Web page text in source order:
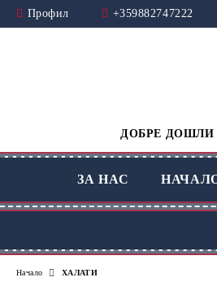
Профил +359882747222
ДОБРЕ ДОШЛИ
ЗА НАС
Начало ХАЛАТИ